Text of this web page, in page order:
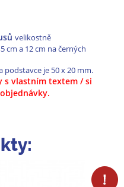
velikostně
cm a 12 cm na černých
je 50 x 20 mm.
vlastním textem / si